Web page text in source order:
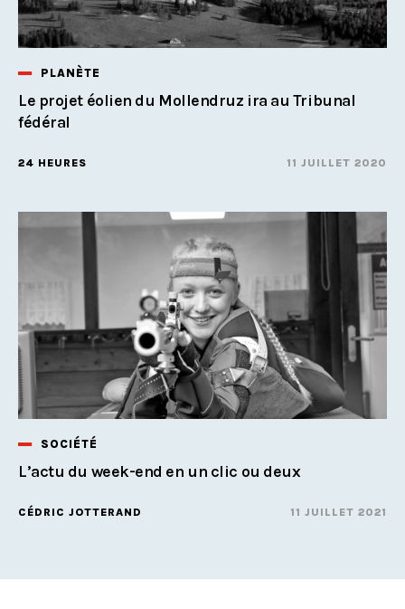
PLANÈTE
Le projet éolien du Mollendruz ira au Tribunal
fédéral
24 HEURES 11 JUILLET 2020
SOCIÉTÉ
L’actu du week-end en un clic ou deux
CÉDRIC JOTTERAND 11 JUILLET 2021